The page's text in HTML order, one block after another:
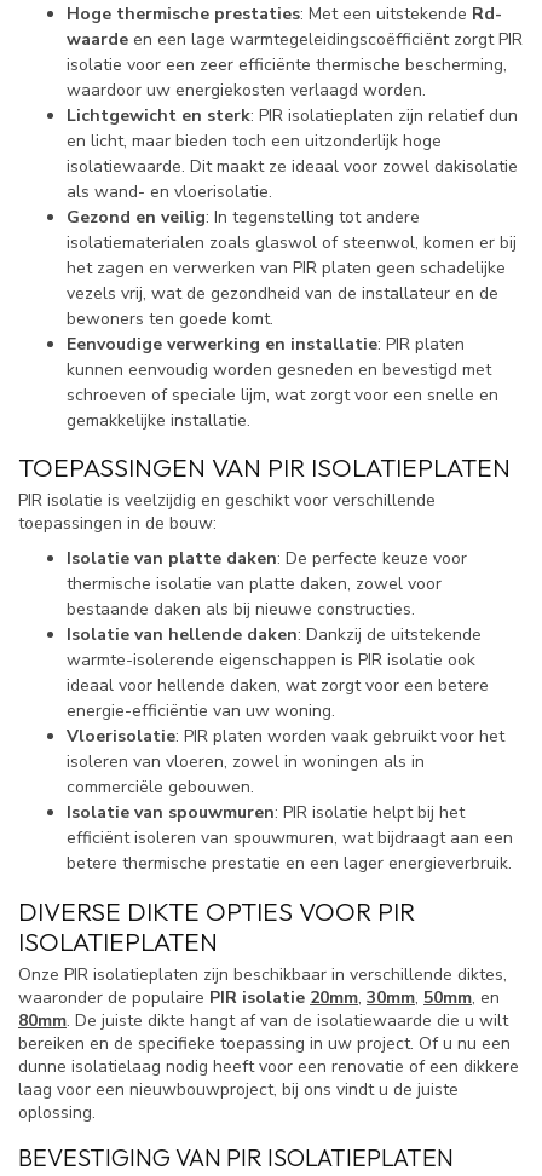
Hoge thermische prestaties: Met een uitstekende Rd-
waarde en een lage warmtegeleidingscoëfficiënt zorgt PIR
isolatie voor een zeer efficiënte thermische bescherming,
waardoor uw energiekosten verlaagd worden.
Lichtgewicht en sterk: PIR isolatieplaten zijn relatief dun
en licht, maar bieden toch een uitzonderlijk hoge
isolatiewaarde. Dit maakt ze ideaal voor zowel dakisolatie
als wand- en vloerisolatie.
Gezond en veilig: In tegenstelling tot andere
isolatiematerialen zoals glaswol of steenwol, komen er bij
het zagen en verwerken van PIR platen geen schadelijke
vezels vrij, wat de gezondheid van de installateur en de
bewoners ten goede komt.
Eenvoudige verwerking en installatie: PIR platen
kunnen eenvoudig worden gesneden en bevestigd met
schroeven of speciale lijm, wat zorgt voor een snelle en
gemakkelijke installatie.
TOEPASSINGEN VAN PIR ISOLATIEPLATEN
PIR isolatie is veelzijdig en geschikt voor verschillende
toepassingen in de bouw:
Isolatie van platte daken: De perfecte keuze voor
thermische isolatie van platte daken, zowel voor
bestaande daken als bij nieuwe constructies.
Isolatie van hellende daken: Dankzij de uitstekende
warmte-isolerende eigenschappen is PIR isolatie ook
ideaal voor hellende daken, wat zorgt voor een betere
energie-efficiëntie van uw woning.
Vloerisolatie: PIR platen worden vaak gebruikt voor het
isoleren van vloeren, zowel in woningen als in
commerciële gebouwen.
Isolatie van spouwmuren: PIR isolatie helpt bij het
efficiënt isoleren van spouwmuren, wat bijdraagt aan een
betere thermische prestatie en een lager energieverbruik.
DIVERSE DIKTE OPTIES VOOR PIR
ISOLATIEPLATEN
Onze PIR isolatieplaten zijn beschikbaar in verschillende diktes,
waaronder de populaire PIR isolatie 20mm, 30mm, 50mm, en
80mm. De juiste dikte hangt af van de isolatiewaarde die u wilt
bereiken en de specifieke toepassing in uw project. Of u nu een
dunne isolatielaag nodig heeft voor een renovatie of een dikkere
laag voor een nieuwbouwproject, bij ons vindt u de juiste
oplossing.
BEVESTIGING VAN PIR ISOLATIEPLATEN